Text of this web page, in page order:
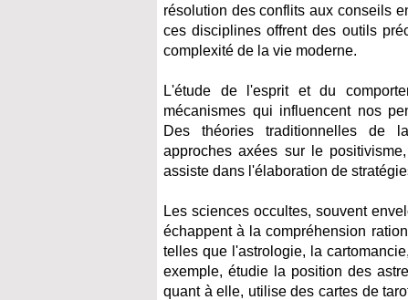
résolution des conflits aux conseils
ces disciplines offrent des outils
complexité de la vie moderne.
L'étude de l'esprit et du
mécanismes qui influencent nos
Des théories traditionnelles de
approches axées sur le
assiste dans l'élaboration de
Les sciences occultes, souvent
échappent à la compréhension
telles que l'astrologie, la
exemple, étudie la position des
quant à elle, utilise des cartes de